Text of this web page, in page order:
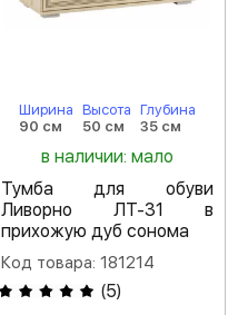
Ширина
90 см
Высота
50 см
Глубина
35 см
в наличии: мало
Тумба для обуви
Ливорно ЛТ-31 в
прихожую дуб сонома
Код товара: 181214
(5)